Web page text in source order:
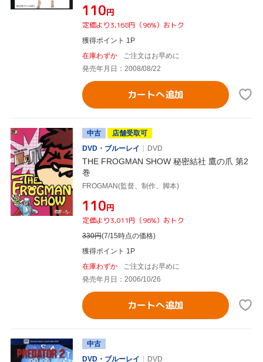
¥110円
定価より3,168円（96%）おトク
獲得ポイント 1P
在庫わずか
ご注文はお早めに
発売年月日：2008/08/22
カートへ追加
中古
店舗受取可
DVD・ブルーレイ
DVD
THE FROGMAN SHOW 秘密結社 鷹の爪 第2
巻
FROGMAN(監督、制作、脚本)
¥110円
定価より3,011円（96%）おトク
330円(7/15時点の価格)
獲得ポイント 1P
在庫わずか
ご注文はお早めに
発売年月日：2006/10/26
カートへ追加
中古
DVD・ブルーレイ
DVD